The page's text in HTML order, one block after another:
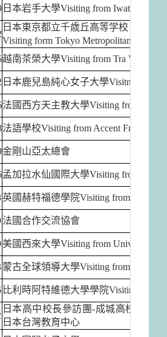
日本岩手大學Visiting from Iwata
日本東京都立千歳丘高等学校
Visiting form Tokyo Metropolitan
越南茶榮大學Visiting from Tra Vinh
日本鹿兒島純心女子大學Visitng from
法國西方天主教大學Visiting from
法語學校Visiting from Accent Français
金剛山亞太總會
孟加拉水仙國際大學Visiting from
英國赫特福德學院Visiting from
法國合作交流協會
美國西來大學Visiting from University of
蒙古全球領導大學Visiting from Global
比利時阿特維德大學學院Visiting from
日本高中校長參訪團-成城高校、大
日本台灣教育中心